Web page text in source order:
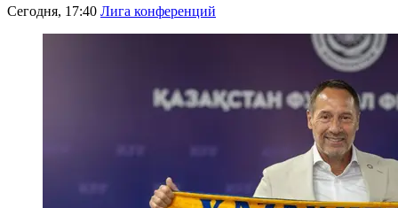
Сегодня, 17:40 Лига конференций